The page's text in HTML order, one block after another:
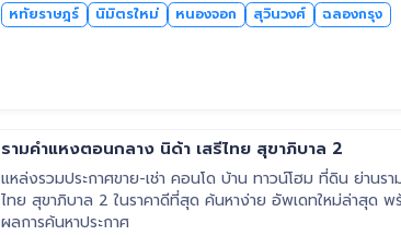
หทัยราษฎร์ นิมิตรใหม่ หนองจอก สุวินวงศ์ ฉลองกรุง
รามคำแหงตอนกลาง นิด้า เสรีไทย สุขาภิบาล 2
แหล่งรวมประกาศขาย-เช่า คอนโด บ้าน ทาวน์โฮม ที่ดิน ย่านร
ไทย สุขาภิบาล 2 ในราคาดีที่สุด ค้นหาง่าย อัพเดทใหม่ล่าสุด
ผลการค้นหาประกาศ